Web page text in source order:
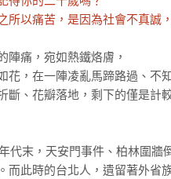
所以痛苦，是因為社會不真誠
陣痛，宛如熱鐵烙膚，
花，在一陣凌亂馬蹄路過、不
斷、花瓣落地，剩下的僅是計
代末，天安門事件、柏林圍牆
而此時的台北人，遺留著外省